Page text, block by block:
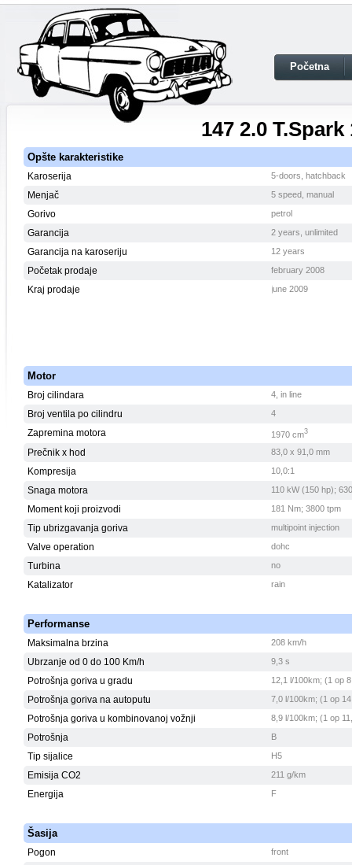
Početna
147 2.0
Opšte karakteristike
Karoserija 5-doors, hatchback
Menjač 5 speed, manual
Gorivo petrol
Garancija 2 years, unlimited
Garancija na karoseriju 12 years
Početak prodaje february 2008
Kraj prodaje june 2009
Motor
Broj cilindara 4, in line
Broj ventila po cilindru 4
Zapremina motora 1970 cm3
Prečnik x hod 83,0 x 91,0 mm
Kompresija 10,0:1
Snaga motora 110 kW (150 hp);
Moment koji proizvodi 181 Nm; 3800 tpm
Tip ubrizgavanja goriva multipoint injection
Valve operation dohc
Turbina no
Katalizator rain
Performanse
Maksimalna brzina 208 km/h
Ubrzanje od 0 do 100 Km/h 9,3 s
Potrošnja goriva u gradu 12,1 l/100km; (1 op
Potrošnja goriva na autoputu 7,0 l/100km; (1 op
Potrošnja goriva u kombinovanoj vožnji 8,9 l/100km; (1 op
Potrošnja B
Tip sijalice H5
Emisija CO2 211 g/km
Energija F
Šasija
Pogon front